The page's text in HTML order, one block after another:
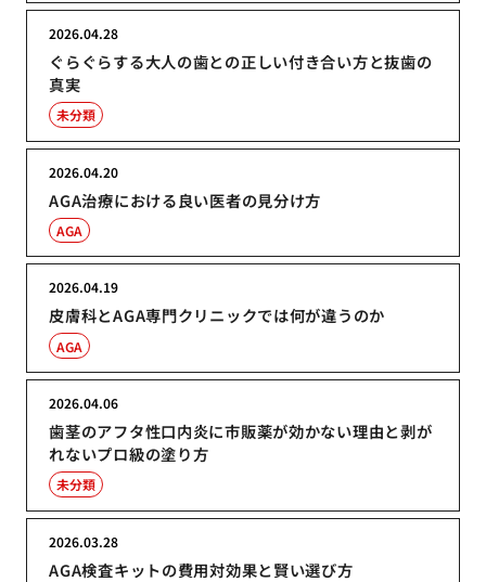
ぐらぐらする大人の歯との正しい付き合い方と抜歯の
真実
2026.04.28
未分類
AGA治療における良い医者の見分け方
2026.04.20
AGA
皮膚科とAGA専門クリニックでは何が違うのか
2026.04.19
AGA
歯茎のアフタ性口内炎に市販薬が効かない理由と剥が
れないプロ級の塗り方
2026.04.06
未分類
AGA検査キットの費用対効果と賢い選び方
2026.03.28